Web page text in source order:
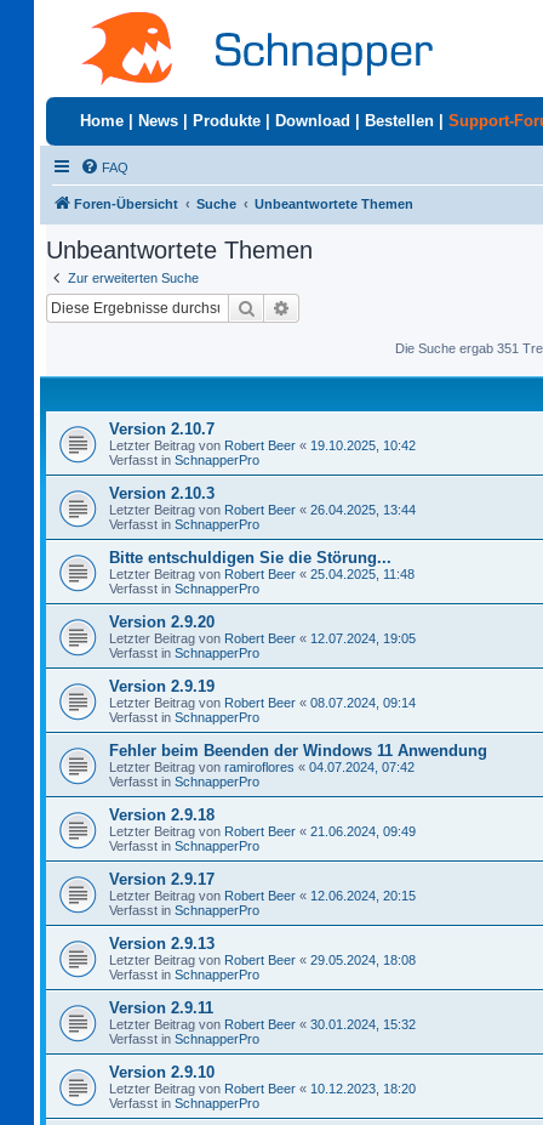
Home News Produkte Download Bestellen Support-
FAQ
Foren-Übersicht Suche Unbeantwortete Themen
Unbeantwortete Themen
Zur erweiterten Suche
Suche
Die Suche ergab 351
Version 2.10.7
Letzter Beitrag von Robert Beer « 19.10.2025, 10:42
Verfasst in SchnapperPro
Version 2.10.3
Letzter Beitrag von Robert Beer « 26.04.2025, 13:44
Verfasst in SchnapperPro
Bitte entschuldigen Sie die Störung...
Letzter Beitrag von Robert Beer « 25.04.2025, 11:48
Verfasst in SchnapperPro
Version 2.9.20
Letzter Beitrag von Robert Beer « 12.07.2024, 19:05
Verfasst in SchnapperPro
Version 2.9.19
Letzter Beitrag von Robert Beer « 08.07.2024, 09:14
Verfasst in SchnapperPro
Fehler beim Beenden der Windows 11 Anwendung
Letzter Beitrag von ramiroflores « 04.07.2024, 07:42
Verfasst in SchnapperPro
Version 2.9.18
Letzter Beitrag von Robert Beer « 21.06.2024, 09:49
Verfasst in SchnapperPro
Version 2.9.17
Letzter Beitrag von Robert Beer « 12.06.2024, 20:15
Verfasst in SchnapperPro
Version 2.9.13
Letzter Beitrag von Robert Beer « 29.05.2024, 18:08
Verfasst in SchnapperPro
Version 2.9.11
Letzter Beitrag von Robert Beer « 30.01.2024, 15:32
Verfasst in SchnapperPro
Version 2.9.10
Letzter Beitrag von Robert Beer « 10.12.2023, 18:20
Verfasst in SchnapperPro